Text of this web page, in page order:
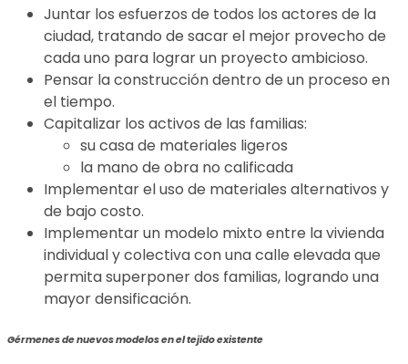
Juntar los esfuerzos de todos los actores de la
ciudad, tratando de sacar el mejor provecho de
cada uno para lograr un proyecto ambicioso.
Pensar la construcción dentro de un proceso en
el tiempo.
Capitalizar los activos de las familias:
su casa de materiales ligeros
la mano de obra no calificada
Implementar el uso de materiales alternativos y
de bajo costo.
Implementar un modelo mixto entre la vivienda
individual y colectiva con una calle elevada que
permita superponer dos familias, logrando una
mayor densificación.
Gérmenes de nuevos modelos en el tejido existente